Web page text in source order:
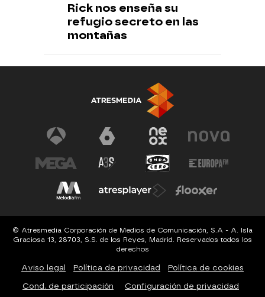
Rick nos enseña su
refugio secreto en las
montañas
© Atresmedia Corporación de Medios de Comunicación, S.A - A. Isla
Graciosa 13, 28703, S.S. de los Reyes, Madrid. Reservados todos los
derechos
Aviso legal Política de privacidad Política de cookies
Cond. de participación Configuración de privacidad